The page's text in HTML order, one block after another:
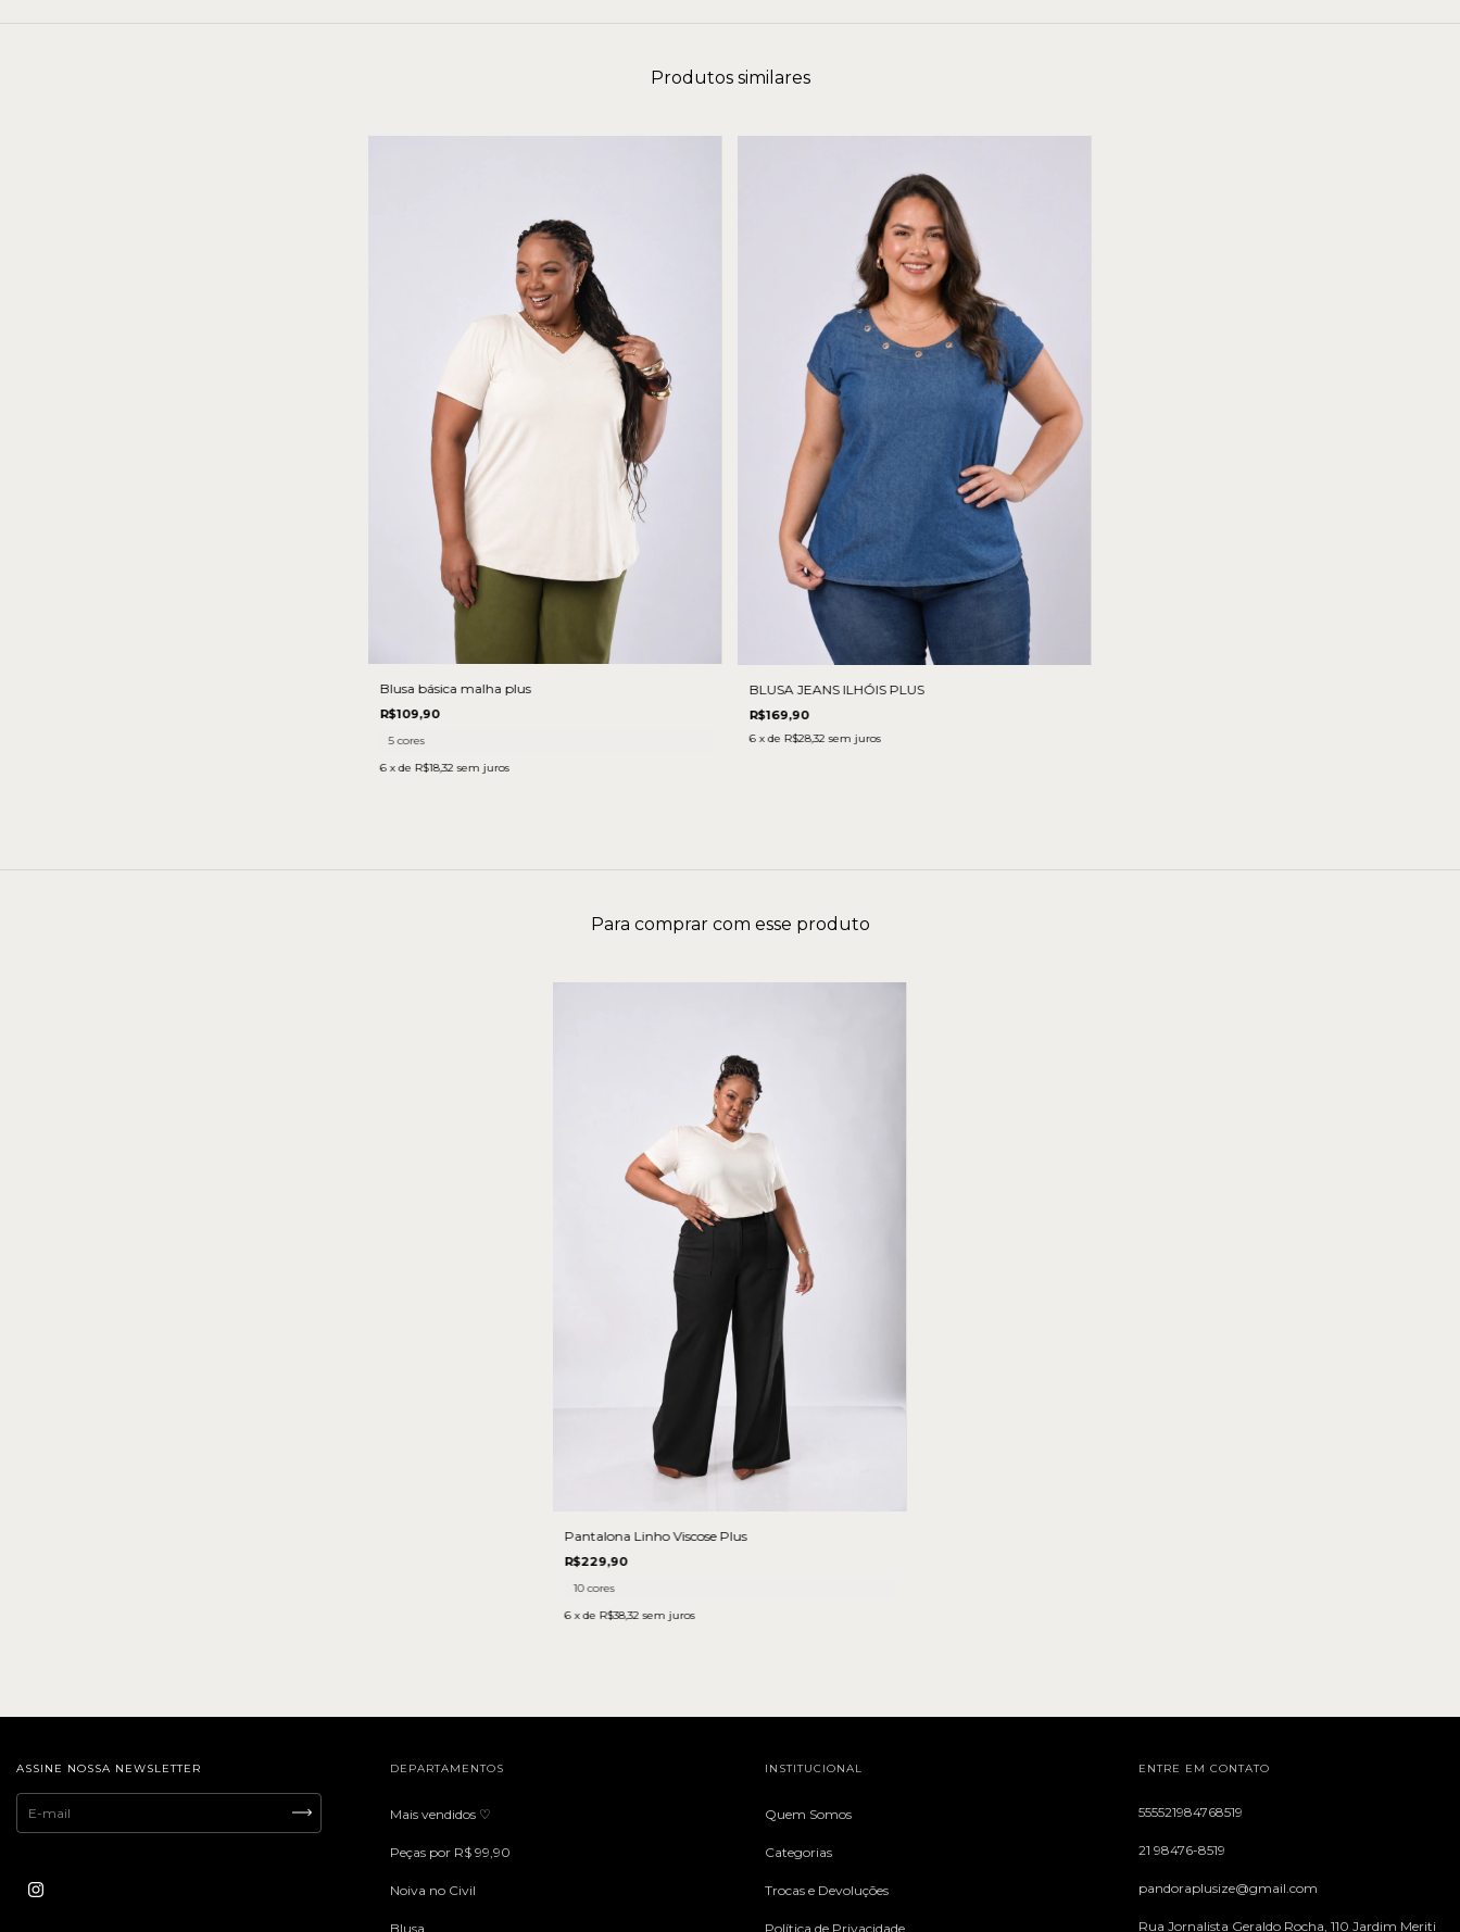
Produtos similares
Blusa básica malha plus
R$109,90
5 cores
6 x de R$18,32 sem juros
BLUSA JEANS ILHÓIS PLUS
R$169,90
6 x de R$28,32 sem juros
Para comprar com esse produto
Pantalona Linho Viscose Plus
R$229,90
10 cores
6 x de R$38,32 sem juros
ASSINE NOSSA NEWSLETTER DEPARTAMENTOS
Mais vendidos ♡
Peças por R$ 99,90
Noiva no Civil
Blusa
INSTITUCIONAL
Quem Somos
Categorias
Trocas e Devoluções
Política de Privacidade
ENTRE EM CONTATO
555521984768519
21 98476-8519
pandoraplusize@gmail.com
Rua Jornalista Geraldo Rocha, 110 Jardim Meriti